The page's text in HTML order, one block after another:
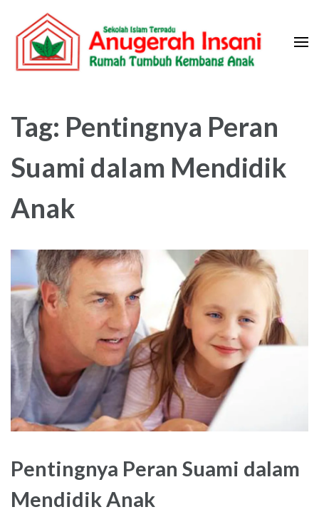
content
(Press
Tag: Pentingnya Peran
Suami dalam Mendidik
Anak
Pentingnya Peran Suami dalam
Mendidik Anak